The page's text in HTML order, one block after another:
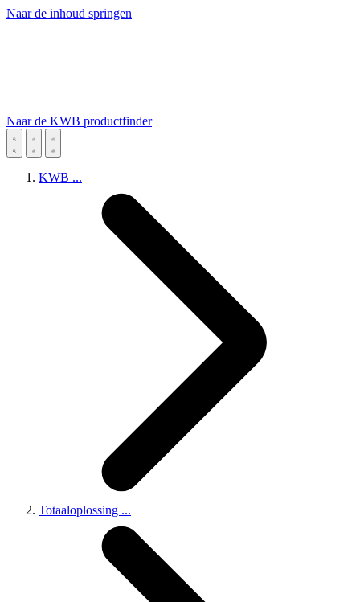
Naar de inhoud springen
Naar de KWB productfinder
KWB ...
Totaaloplossing ...